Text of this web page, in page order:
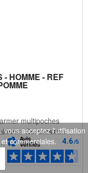
HOMME - REF
multipoches
- Composition
vous acceptez l'utilisation
commerciales.